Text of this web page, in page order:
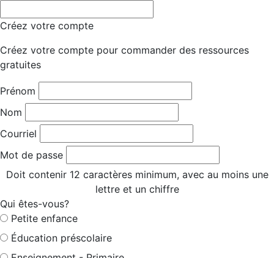
Créez votre compte
Créez votre compte pour commander des ressources
gratuites
Prénom
Nom
Courriel
Mot de passe
Doit contenir 12 caractères minimum, avec au moins une
lettre et un chiffre
Qui êtes-vous?
Petite enfance
Éducation préscolaire